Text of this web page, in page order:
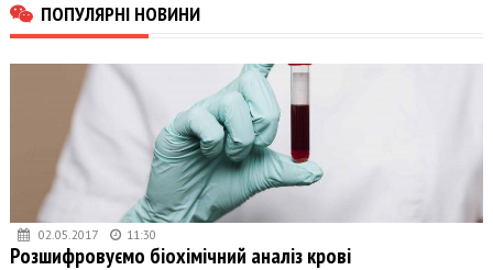
ПОПУЛЯРНІ НОВИНИ
02.05.2017 11:30
Розшифровуємо біохімічний аналіз крові